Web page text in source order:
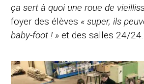
ça sert à quoi une roue de
foyer des élèves « super, ils
baby-foot ! » et des salles 24/24.